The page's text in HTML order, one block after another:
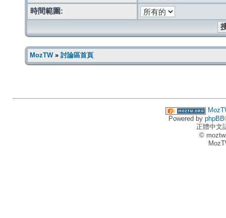
時間範圍:
MozTW» 討論區首頁
Powered by phpBB
正體中文
©